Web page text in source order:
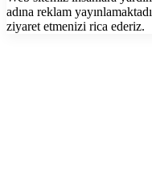
adına reklam
ziyaret etmenizi rica ederiz.